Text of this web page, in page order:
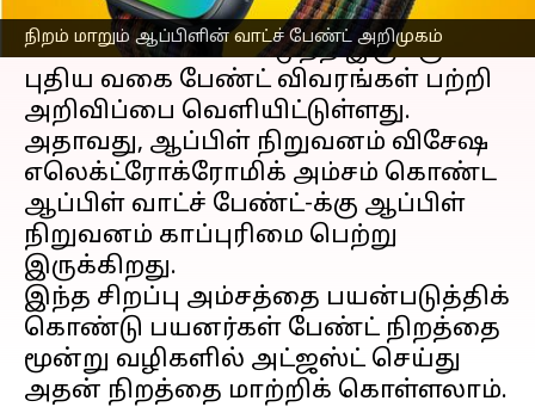
நிறம் மாறும் ஆப்பிளின் வாட்ச் பேண்ட் அறிமுகம்
ஆப்பிள்நிறுவனத்திம் வாட்ச்
மாடல்களில் பயன்படுத்த இருக்கும்
புதிய வகை பேண்ட் விவரங்கள் பற்றி
அறிவிப்பை வெளியிட்டுள்ளது.
அதாவது, ஆப்பிள் நிறுவனம் விசேஷ
எலெக்ட்ரோக்ரோமிக் அம்சம் கொண்ட
ஆப்பிள் வாட்ச் பேண்ட்-க்கு ஆப்பிள்
நிறுவனம் காப்புரிமை பெற்று
இருக்கிறது.
இந்த சிறப்பு அம்சத்தை பயன்படுத்திக்
கொண்டு பயனர்கள் பேண்ட் நிறத்தை
மூன்று வழிகளில் அட்ஜஸ்ட் செய்து
அதன் நிறத்தை மாற்றிக் கொள்ளலாம்.